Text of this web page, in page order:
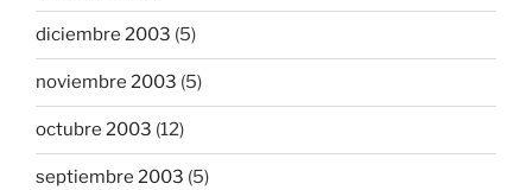
diciembre 2003 (5)
noviembre 2003 (5)
octubre 2003 (12)
septiembre 2003 (5)